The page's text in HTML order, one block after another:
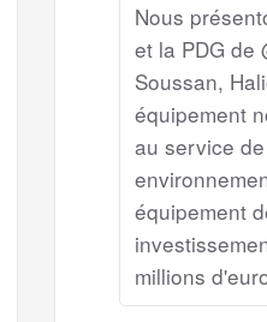
Nous
et la PDG de
Soussan,
équipement
au service
équipement
millions